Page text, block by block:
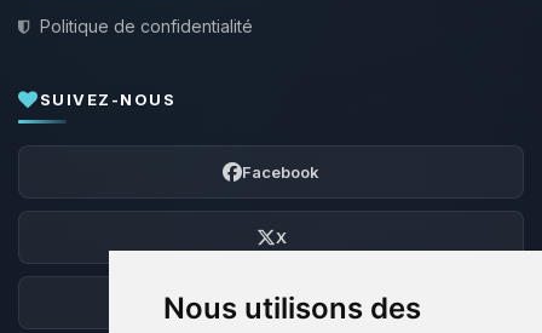
Nous utilisons des
Politique de confidentialité
SUIVEZ-NOUS
Facebook
X
Discord